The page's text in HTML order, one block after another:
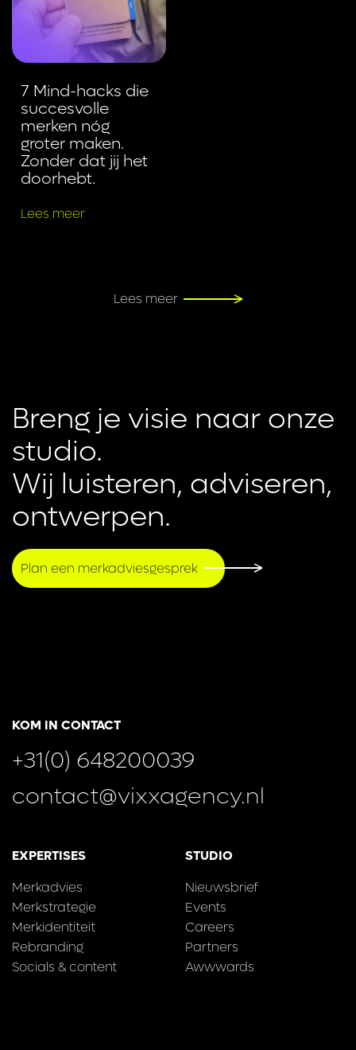
7 Mind-hacks die
succesvolle
merken nóg
groter maken.
Zonder dat jij het
doorhebt.
Lees meer
Lees meer
Breng je visie naar onze
studio.
Wij luisteren, adviseren,
ontwerpen.
Plan een merkadviesgesprek
KOM IN CONTACT
+31(0) 648200039
contact@vixxagency.nl
EXPERTISES
Merkadvies
Merkstrategie
Merkidentiteit
Rebranding
Socials & content
STUDIO
Nieuwsbrief
Events
Careers
Partners
Awwwards